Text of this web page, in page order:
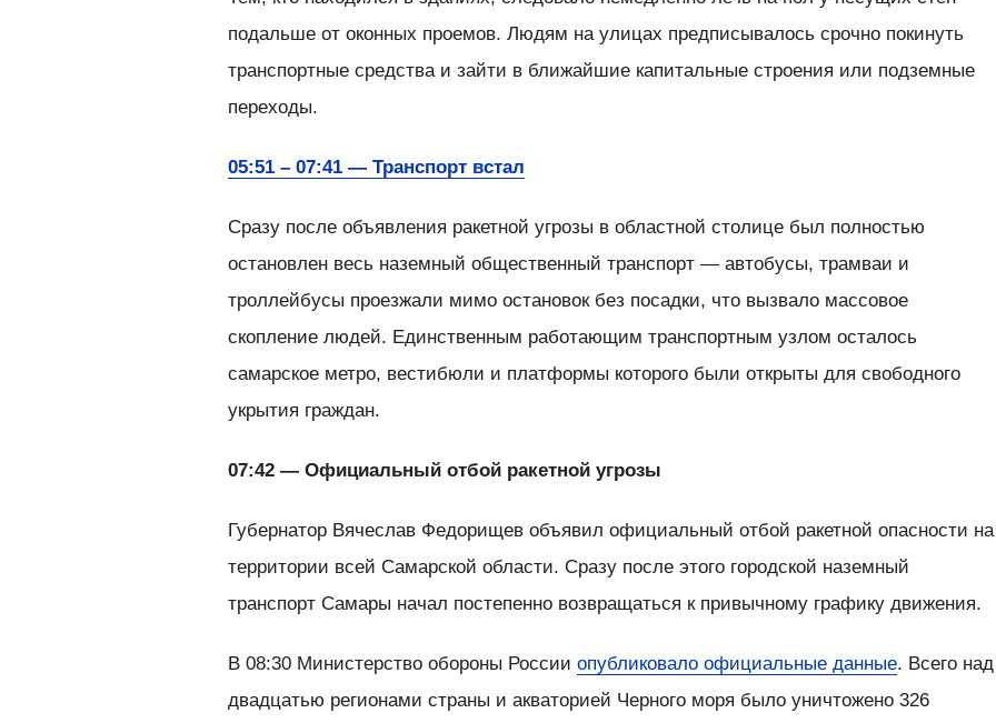
подальше от оконных проемов. Людям на улицах предписывалось срочно покинуть
транспортные средства и зайти в ближайшие капитальные строения или подземные
переходы.
05:51 – 07:41 — Транспорт встал
Сразу после объявления ракетной угрозы в областной столице был полностью
остановлен весь наземный общественный транспорт — автобусы, трамваи и
троллейбусы проезжали мимо остановок без посадки, что вызвало массовое
скопление людей. Единственным работающим транспортным узлом осталось
самарское метро, вестибюли и платформы которого были открыты для свободного
укрытия граждан.
07:42 — Официальный отбой ракетной угрозы
Губернатор Вячеслав Федорищев объявил официальный отбой ракетной опасности на
территории всей Самарской области. Сразу после этого городской наземный
транспорт Самары начал постепенно возвращаться к привычному графику движения.
В 08:30 Министерство обороны Россииопубликовало официальные данные. Всего над
двадцатью регионами страны и акваторией Черного моря было уничтожено 326